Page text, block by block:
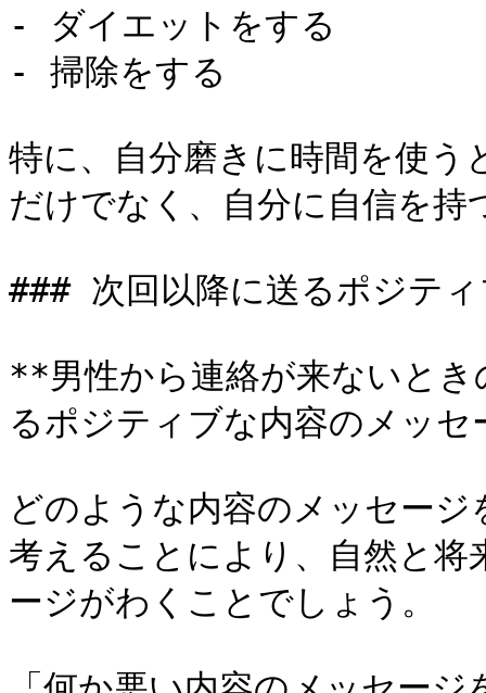
- ダイエットをする
- 掃除をする
特に、自分磨きに時間を使う
だけでなく、自分に自信を
### 次回以降に送るポジテ
**男性から連絡が来ないとき
るポジティブな内容のメッ
どのような内容のメッセー
考えることにより、自然と将
ージがわくことでしょう。